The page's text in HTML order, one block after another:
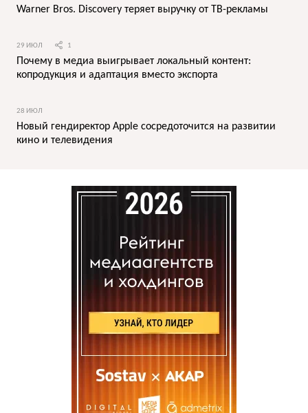
Warner Bros. Discovery теряет выручку от ТВ-рекламы
29 ИЮЛ 1
Почему в медиа выигрывает локальный контент:
копродукция и адаптация вместо экспорта
28 ИЮЛ
Новый гендиректор Apple сосредоточится на развитии
кино и телевидения